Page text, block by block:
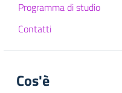
Programma di studio
Contatti
Cos'è